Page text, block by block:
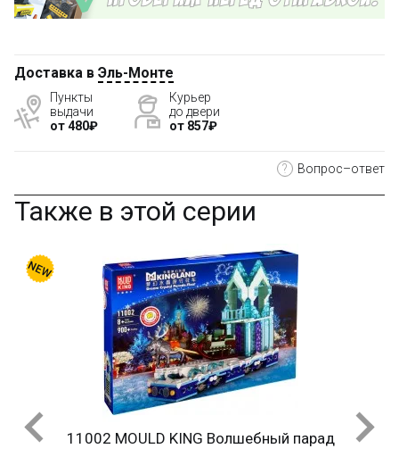
Доставка в Эль-Монте
Пункты
выдачи
от 480₽
Курьер
до двери
от 857₽
? Вопрос–ответ
Также в этой серии
11002 MOULD KING Волшебный парад